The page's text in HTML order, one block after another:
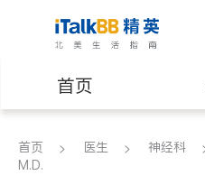
首页
医生
首页 医生 神经科
M.D.